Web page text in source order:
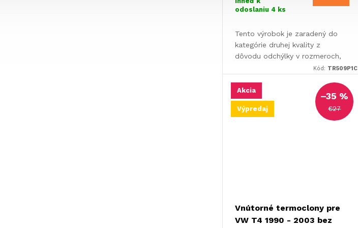
akosť
odoslaniu 4 ks
Tento výrobok je zaradený do
kategórie druhej kvality z
dôvodu odchýlky v rozmeroch,
skutočné rozmery produktu
Ide o odchýlku...
Kód: TR509P1C
Akcia
Výpredaj €27
–35 %
Vnútorné termoclony pre
VW T4 1990 - 2003 bez